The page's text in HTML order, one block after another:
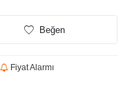
Beğen
Fiyat Alarmı